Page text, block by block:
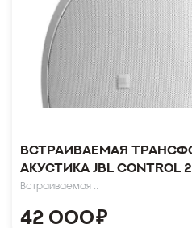
Встраиваемая
акустика JBL Control
Встраиваемая ..
42 000₽